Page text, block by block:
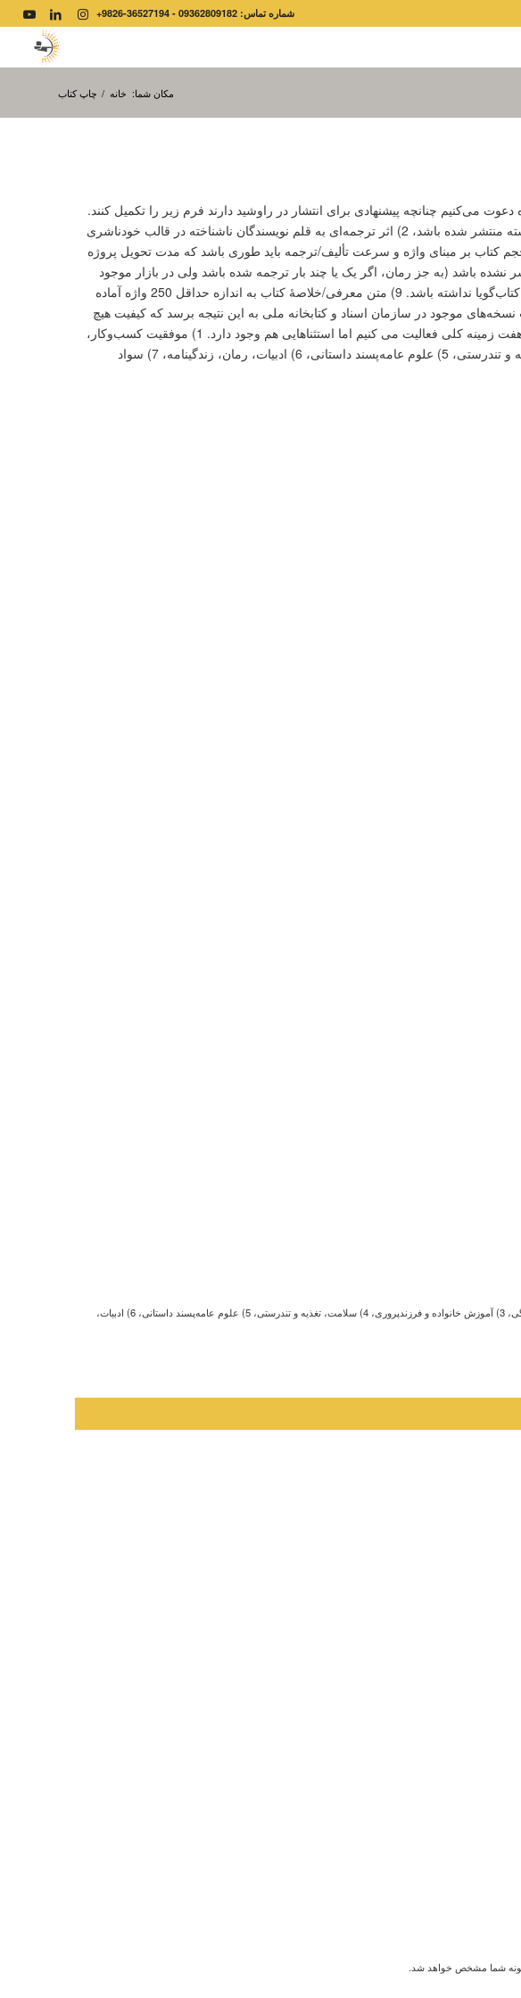
شماره تماس: 09362809182 - 36527194-9826+
مکان شما: خانه / چاپ کتاب
می‌کنیم چنانچه پیشنهادی برای انتشار در راوشید دارند فرم زیر را تکمیل کنند.
توجه داشته باشید که کتاب پیشنهادی برای اینکه در اولویت بالایی برای انتشار در راوشید قرار بگیرد باید 1) در ده سال گذشته منتشر شده باشد، 2) اثر ترجمه‌ای به قلم نویسندگان ناشناخته در قالب خودناشری
باشد، 3) در دسته‌بندی موضوعی راوشید قرار بگیرد و 4) محتوا منعی برای انتشار در ایران نداشته باشد. 5) حجم کتاب بر مبنای واژه و سرعت تألیف/ترجمه باید طوری باشد که مدت تحویل پروژه
در ایران به فارسی تألیف/ترجمه و منتشر نشده باشد (به جز رمان، اگر یک یا چند بار ترجمه شده باشد ولی در بازار موجود
نباشد مانعی برای بازترجمه ندارد.)، 8) شکل محتوا از لحاظ متنی و تصویری طوری باشد که مانعی برای اقتباس به نسخۀ کتاب‌گویا نداشته باشد. 9) متن معرفی/خلاصۀ کتاب به اندازه حداقل 250 واژه آماده
موجود در سازمان اسناد و کتابخانه ملی به این نتیجه برسد که کیفیت هیچ
کدام مناسب نیست و مترجم بهتری در راوشید وجود دارد، مانعی برای ترجمه تکراری آن کتاب وجود نخواهد داشت. ما در هفت زمینه کلی فعالیت می کنیم اما استثناهایی هم وجود دارد. 1) موفقیت کسب‌وکار،
مدیریت و اقتصاد، 2) روانشناسی انگیزشی، خودباوری و سبک زندگی، 3) آموزش خانواده و فرزندپروری، 4) سلامت، تغذیه و تندرستی، 5) علوم عامه‌پسند داستانی، 6) ادبیات، رمان، زندگینامه، 7) سواد
ما در هفت زمینه کلی فعالیت می کنیم اما استثناهایی هم وجود دارد. 1) موفقیت کسب‌وکار، مدیریت و اقتصاد، 2) روانشناسی انگیزشی، خودباوری و سبک زندگی، 3) آموزش خانواده و فرزندپروری، 4) سلامت، تغذیه و تندرستی، 5) علوم عامه‌پسند داستانی، 6) ادبیات،
نمونه شما مشخص خواهد شد.